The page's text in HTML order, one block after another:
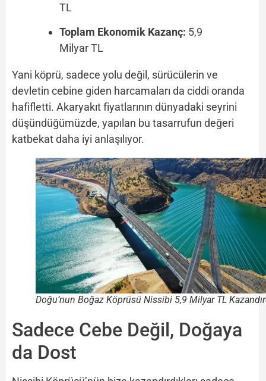
TL
Toplam Ekonomik Kazanç: 5,9
Milyar TL
Yani köprü, sadece yolu değil, sürücülerin ve
devletin cebine giden harcamaları da ciddi oranda
hafifletti. Akaryakıt fiyatlarının dünyadaki seyrini
düşündüğümüzde, yapılan bu tasarrufun değeri
katbekat daha iyi anlaşılıyor.
Doğu’nun Boğaz Köprüsü Nissibi 5,9 Milyar TL
Sadece Cebe Değil, Doğaya
da Dost